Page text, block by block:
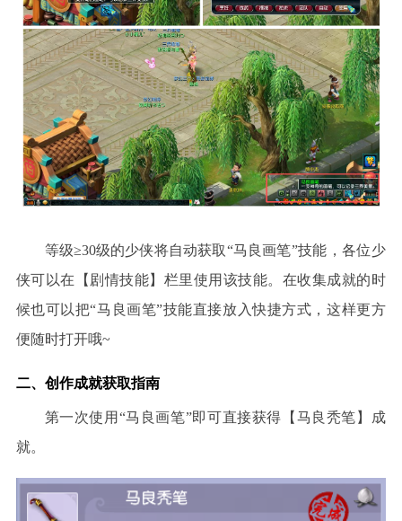
等级≥30级的少侠将自动获取“马良画笔”技能，各位少
侠可以在【剧情技能】栏里使用该技能。在收集成就的时
候也可以把“马良画笔”技能直接放入快捷方式，这样更方
便随时打开哦~
二、创作成就获取指南
第一次使用 “马良画笔”即可直接获得【马良秃笔】成
就。